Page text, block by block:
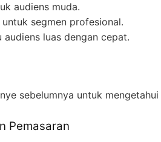
audiens muda.
segmen profesional.
audiens luas dengan cepat.
sebelumnya untuk
Pemasaran